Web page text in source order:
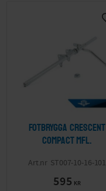
Fotbrygga Crescent
Compact mfl.
ST007-10-16-101
595 KR